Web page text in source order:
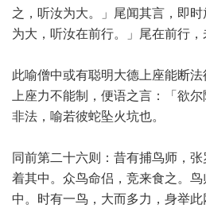
之，听汝为大。」尾闻其言，即
为大，听汝在前行。」尾在前行，
此喻僧中或有聪明大德上座能断法
上座力不能制，便语之言：「欲
非法，喻若彼蛇坠火坑也。
同前第二十六则：昔有捕鸟师，
着其中。众鸟命侣，竞来食之。
中。时有一鸟，大而多力，身举